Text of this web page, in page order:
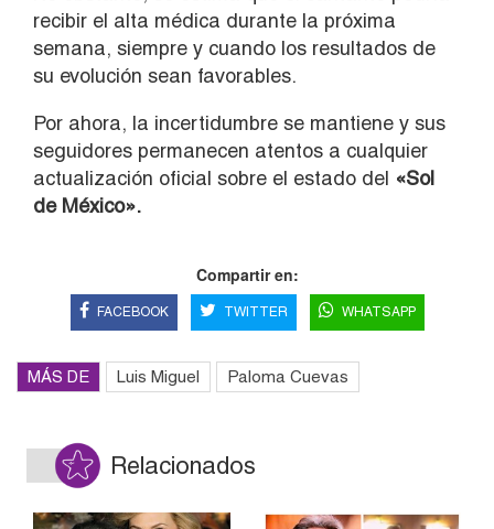
recibir el alta médica durante la próxima
semana, siempre y cuando los resultados de
su evolución sean favorables.
Por ahora, la incertidumbre se mantiene y sus
seguidores permanecen atentos a cualquier
actualización oficial sobre el estado del «Sol
de México».
Compartir en:
FACEBOOK TWITTER WHATSAPP
MÁS DE Luis Miguel Paloma Cuevas
Relacionados